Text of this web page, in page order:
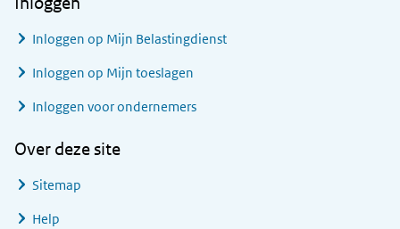
Inloggen op Mijn Belastingdienst
Inloggen op Mijn toeslagen
Inloggen voor ondernemers
Over deze site
Sitemap
Help